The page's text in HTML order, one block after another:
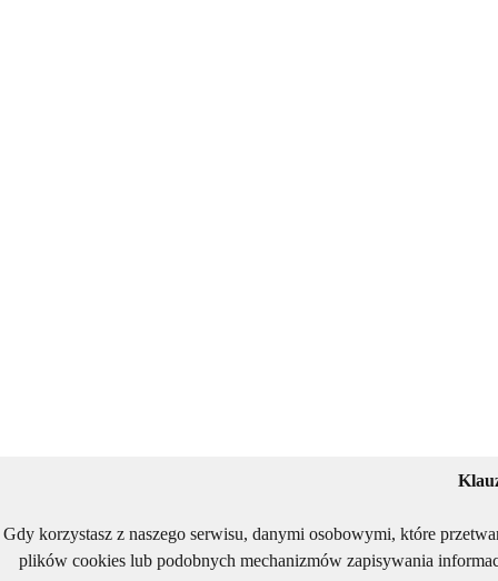
Gdy korzystasz z naszego serwisu, danymi osobowymi, które
plików cookies lub podobnych mechanizmów zapisywania